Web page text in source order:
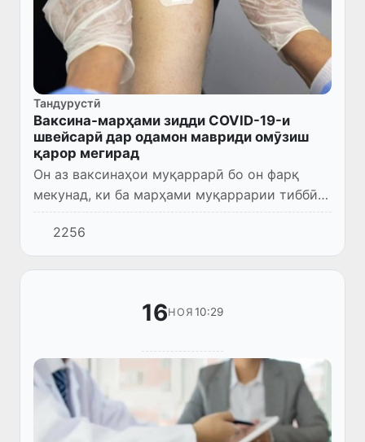
Тандурустӣ
Ваксина-марҳами зидди COVID-19-и
швейсарӣ дар одамон мавриди омӯзиш
қарор мегирад
Он аз ваксинаҳои муқаррарӣ бо он фарқ
мекунад, ки ба марҳами муқаррарии тиббӣ
монанд аст. Дар рахи марҳам сӯзанҳои
зиёди микроскопӣ мавҷуданд, ки ҳангоми
часпондан бо бадан ба пӯст...
2256
16НОЯ 10:29